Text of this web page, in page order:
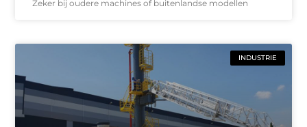
Zeker bij oudere machines of buitenlandse modellen
INDUSTRIE